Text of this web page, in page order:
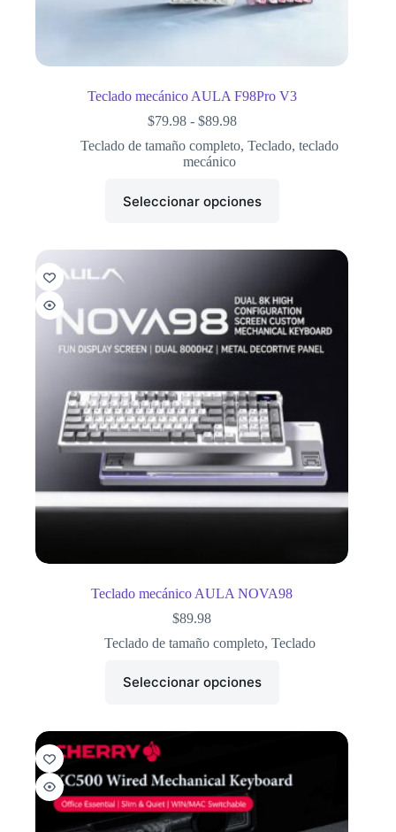
Teclado mecánico AULA F98Pro V3
$79.98 - $89.98
Teclado de tamaño completo,Teclado,teclado
mecánico
Seleccionar opciones
Teclado mecánico AULA NOVA98
$89.98
Teclado de tamaño completo, Teclado
Seleccionar opciones